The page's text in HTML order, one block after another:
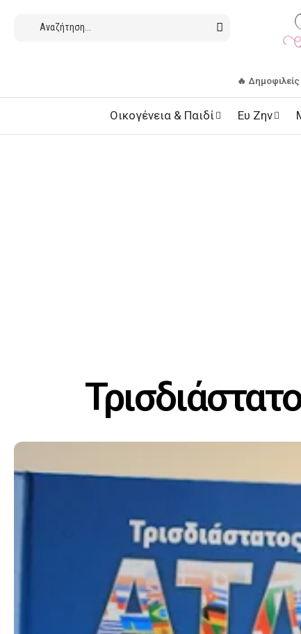
🔥
Οικογένεια & Παιδί Ευ Ζην